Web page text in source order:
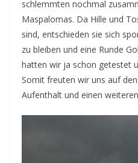
schlemmten nochmal
Maspalomas. Da Hille und
sind, entschieden sie sich
zu bleiben und eine Runde
hatten wir ja schon getestet
Somit freuten wir uns auf
Aufenthalt und einen